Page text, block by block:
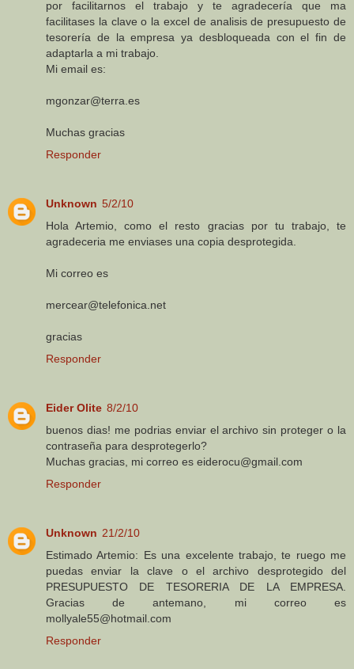
por facilitarnos el trabajo y te agradecería que ma
facilitases la clave o la excel de analisis de presupuesto de
tesorería de la empresa ya desbloqueada con el fin de
adaptarla a mi trabajo.
Mi email es:
mgonzar@terra.es
Muchas gracias
Responder
Unknown 5/2/10
Hola Artemio, como el resto gracias por tu trabajo, te
agradeceria me enviases una copia desprotegida.
Mi correo es
mercear@telefonica.net
gracias
Responder
Eider Olite 8/2/10
buenos dias! me podrias enviar el archivo sin proteger o la
contraseña para desprotegerlo?
Muchas gracias, mi correo es eiderocu@gmail.com
Responder
Unknown 21/2/10
Estimado Artemio: Es una excelente trabajo, te ruego me
puedas enviar la clave o el archivo desprotegido del
PRESUPUESTO DE TESORERIA DE LA EMPRESA.
Gracias de antemano, mi correo es
mollyale55@hotmail.com
Responder